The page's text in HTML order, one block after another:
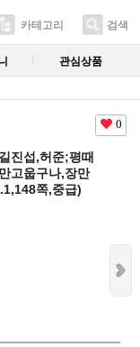
카테고리 검색
관심상품
0
진섭,허준;평때
고웁구나,장만
쪽,중급)